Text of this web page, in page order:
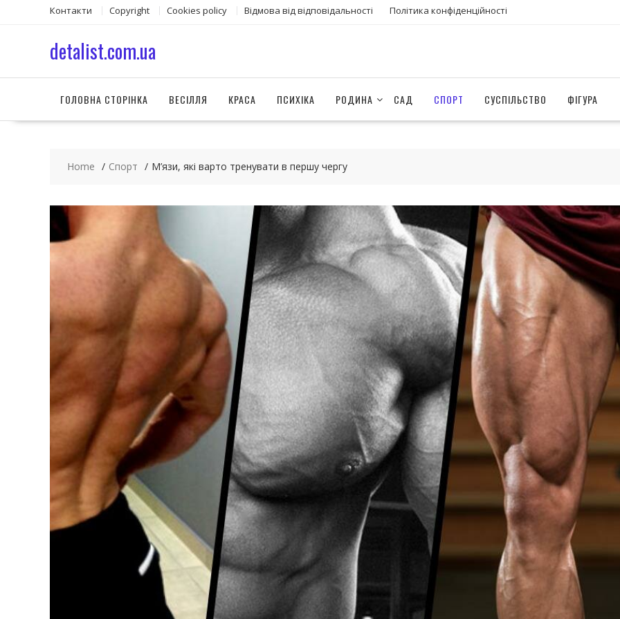
Контакти Copyright Сookies policy Відмова від відповідальності Політика конфіденційності
detalist.com.ua
ГОЛОВНА СТОРІНКА ВЕСІЛЛЯ КРАСА ПСИХІКА РОДИНА САД СПОРТ СУСПІЛЬСТВО ФІГУРА
Home Спорт М’язи, які варто тренувати в першу чергу